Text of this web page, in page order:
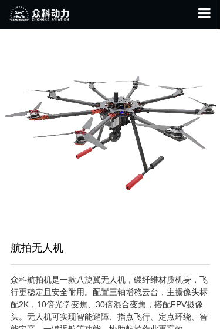
产品展示
联系我们
航拍无人机
众科航拍机是一款八旋翼无人机，碳纤维材质机身，飞
行更稳定且安全耐用。配置三轴增稳云台，主摄像头标
配2K，10倍光学变焦、30倍混合变焦，搭配FPV摄像
头。无人机可实现智能避障、指点飞行、定点环绕、智